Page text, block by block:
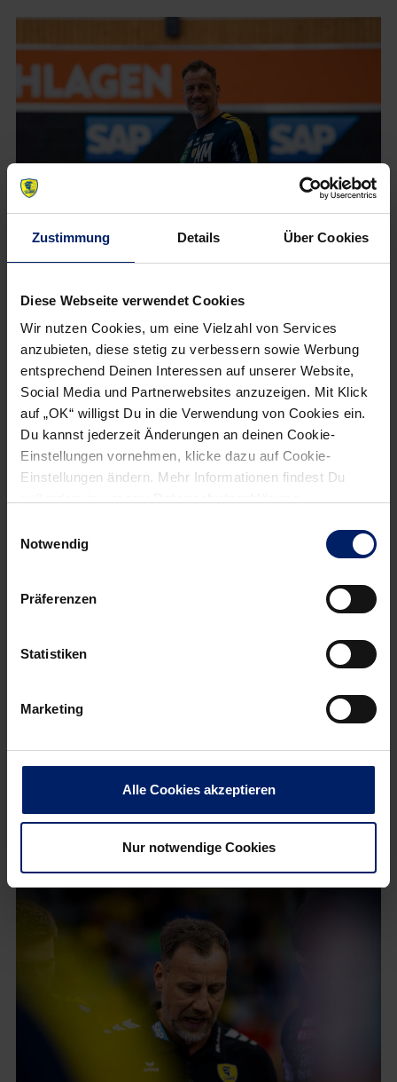
Zustimmung Details Über Cookies
Diese Webseite verwendet Cookies
Wir nutzen Cookies, um eine Vielzahl von Services
anzubieten, diese stetig zu verbessern sowie Werbung
entsprechend Deinen Interessen auf unserer Website,
Social Media und Partnerwebsites anzuzeigen. Mit Klick
auf „OK“ willigst Du in die Verwendung von Cookies ein.
Du kannst jederzeit Änderungen an deinen Cookie-
Einstellungen vornehmen, klicke dazu auf Cookie-
Einstellungen ändern. Mehr Informationen findest Du
Notwendig
Präferenzen
Statistiken
Marketing
Alle Cookies akzeptieren
Nur notwendige Cookies
„Mit voller Kraft und Lust ins Heimspiel“
Die Rhein-Neckar Löwen empfangen am Sonntag den
Bergischen HC in Mannheim. Zum Weltfrauentag gibt es in
der SAP Arena besondere Aktionen und Gäste.
» Mehr
1. März 2026
In der Hauptstadt gibt es für die Löwen am Sonntagabend
nichts zu holen. Die Badener unterliegen den Füchsen
Berlin mit 28:35. » Mehr